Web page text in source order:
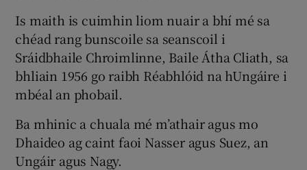
Show Sponsored sub sections
Is maith is cuimhin liom nuair a bhí mé sa
chéad rang bunscoile sa seanscoil i
Sráidbhaile Chroimlinne, Baile Átha Cliath, sa
bhliain 1956 go raibh Réabhlóid na hUngáire i
mbéal an phobail.
Ba mhinic a chuala mé m’athair agus mo
Dhaideo ag caint faoi Nasser agus Suez, an
Ungáir agus Nagy.